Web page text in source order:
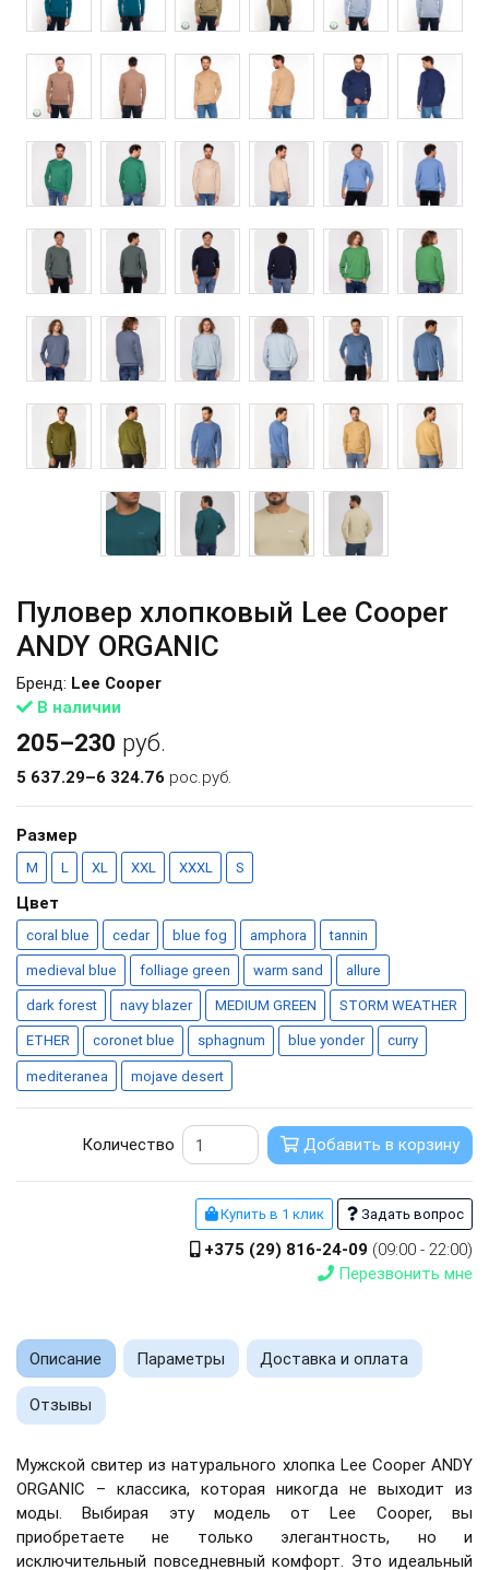
Пуловер хлопковый Lee Cooper
ANDY ORGANIC
В наличии
Бренд: Lee Cooper
205–230 руб.
5 637.29–6 324.76 рос.руб.
Размер
M L XL XXL XXXL S
Цвет
coral blue cedar blue fog amphora
tannin
medieval blue
folliage green warm sand
allure
dark forest
navy blazer MEDIUM GREEN
STORM WEATHER
ETHER
coronet blue sphagnum blue yonder
curry
mediteranea
mojave desert
Количество Добавить в корзину
Купить в 1 клик Задать вопрос
+375 (29) 816-24-09 (09:00 - 22:00)
Перезвонить мне
Описание Параметры Доставка и оплата
Отзывы
Мужской свитер из натурального хлопка Lee Cooper ANDY
ORGANIC – классика, которая никогда не выходит из
моды. Выбирая эту модель от Lee Cooper, вы
приобретаете не только элегантность, но и
исключительный повседневный комфорт. Это идеальный